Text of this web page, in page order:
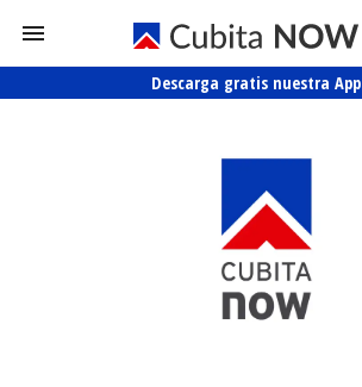
Descarga gratis nuestra App